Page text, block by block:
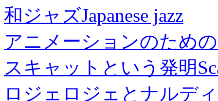
和ジャズJapanese jazz
アニメーションのため
スキャットという発明
ロジェロジェとナルデ